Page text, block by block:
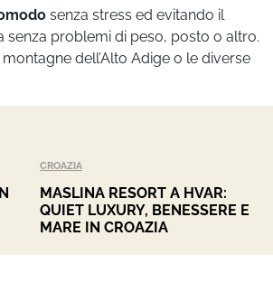
senza stress ed evitando il
problemi di peso, posto o altro.
dell’Alto Adige o le diverse
CROAZIA
MASLINA RESORT A HVAR:
QUIET LUXURY, BENESSERE E
MARE IN CROAZIA